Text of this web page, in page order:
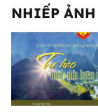
NHIẾP ẢNH